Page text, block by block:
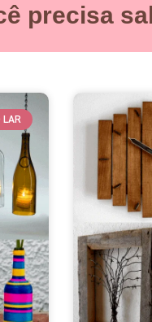
precisa
LAR